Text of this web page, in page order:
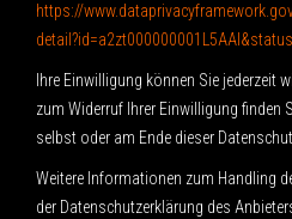
https://
Ihre Einwilligung können Sie jederzeit
zum Widerruf Ihrer Einwilligung finden
selbst oder am Ende dieser
Weitere Informationen zum Handling
der Datenschutzerklärung des